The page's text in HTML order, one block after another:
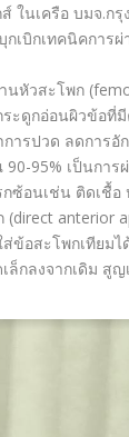
ในเครือ บมจ.ก
เบิกเทคนิคการ
นหัวสะโพก
ระดูกอ่อนผิวข้อ
ารปวด ลดการ
95% เป็นการ
ซ้อนเช่น ติดเชื้
(direct anterior
ข้อสะโพกเทียม
ล็กลงจากเดิม สูญ